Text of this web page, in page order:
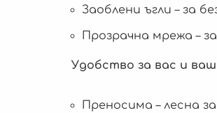
Заоблени ъгли – за
Прозрачна мрежа –
Удобство за вас и
Преносима – лесна